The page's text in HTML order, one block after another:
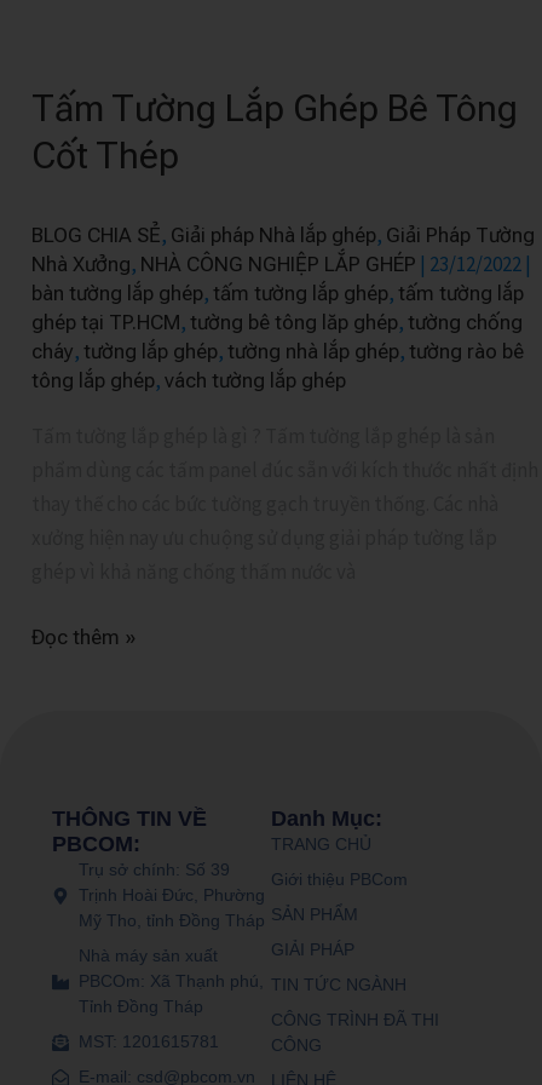
Tấm Tường Lắp Ghép Bê Tông
Cốt Thép
BLOG CHIA SẺ, Giải pháp Nhà lắp ghép, Giải Pháp Tường
Nhà Xưởng, NHÀ CÔNG NGHIỆP LẮP GHÉP | 23/12/2022 |
bàn tường lắp ghép, tấm tường lắp ghép, tấm tường lắp
ghép tại TP.HCM, tường bê tông lăp ghép, tường chống
cháy, tường lắp ghép, tường nhà lắp ghép, tường rào bê
tông lắp ghép, vách tường lắp ghép
Lắp
Ghép
Bê
Cốt
Thép
Đọc thêm »
THÔNG TIN VỀ
PBCOM:
Trụ sở chính: Số 39
Trịnh Hoài Đức, Phường
Mỹ Tho, tỉnh Đồng Tháp
Nhà máy sản xuất
PBCOm: Xã Thạnh phú,
Tỉnh Đồng Tháp
MST: 1201615781
E-mail: csd@pbcom.vn
Danh Mục:
TRANG CHỦ
Giới thiệu PBCom
SẢN PHẨM
GIẢI PHÁP
TIN TỨC NGÀNH
CÔNG TRÌNH ĐÃ THI
CÔNG
LIÊN HỆ